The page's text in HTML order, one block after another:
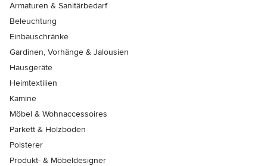
Armaturen & Sanitärbedarf
Beleuchtung
Einbauschränke
Gardinen, Vorhänge & Jalousien
Hausgeräte
Heimtextilien
Kamine
Möbel & Wohnaccessoires
Parkett & Holzböden
Polsterer
Produkt- & Möbeldesigner